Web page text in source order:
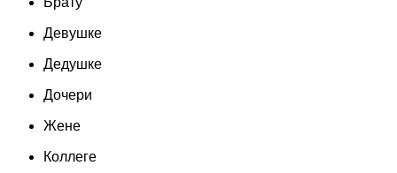
Девушке
Дедушке
Дочери
Жене
Коллеге